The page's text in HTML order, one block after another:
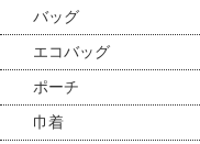
バッグ
エコバッグ
ポーチ
巾着